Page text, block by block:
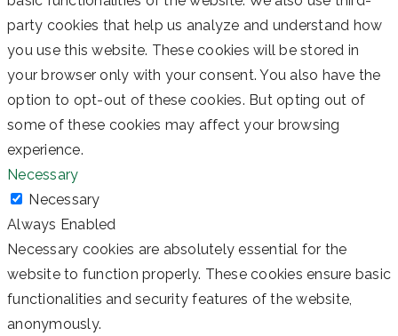
party cookies that help us analyze and understand how
you use this website. These cookies will be stored in
your browser only with your consent. You also have the
option to opt-out of these cookies. But opting out of
some of these cookies may affect your browsing
experience.
Necessary
Necessary
Always Enabled
Necessary cookies are absolutely essential for the
website to function properly. These cookies ensure basic
functionalities and security features of the website,
anonymously.